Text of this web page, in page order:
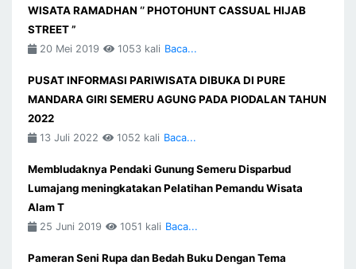
WISATA RAMADHAN ‘’ PHOTOHUNT CASSUAL HIJAB
STREET ”
20 Mei 2019 1053 kali Baca...
PUSAT INFORMASI PARIWISATA DIBUKA DI PURE
MANDARA GIRI SEMERU AGUNG PADA PIODALAN TAHUN
2022
13 Juli 2022 1052 kali Baca...
Membludaknya Pendaki Gunung Semeru Disparbud
Lumajang meningkatakan Pelatihan Pemandu Wisata
Alam T
25 Juni 2019 1051 kali Baca...
Pameran Seni Rupa dan Bedah Buku Dengan Tema